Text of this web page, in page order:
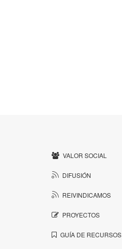
VALOR SOCIAL
DIFUSIÓN
REIVINDICAMOS
PROYECTOS
GUÍA DE RECURSOS